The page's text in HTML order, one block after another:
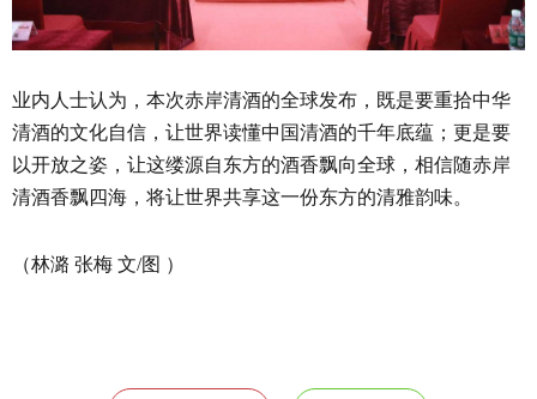
业内人士认为，本次赤岸清酒的全球发布，既是要重拾中华
清酒的文化自信，让世界读懂中国清酒的千年底蕴；更是要
以开放之姿，让这缕源自东方的酒香飘向全球，相信随赤岸
清酒香飘四海，将让世界共享这一份东方的清雅韵味。
（林潞 张梅 文/图 ）